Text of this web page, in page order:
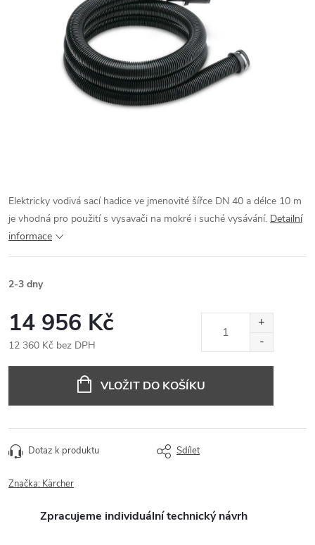
Elektricky vodivá sací hadice ve jmenovité šířce DN 40 a délce 10 m
je vhodná pro použití s ​​vysavači na mokré i suché vysávání. Detailní
informace
2-3 dny
14 956 Kč
12 360 Kč bez DPH
VLOŽIT DO KOŠÍKU
Dotaz k produktu Sdílet
Značka: Kärcher
Zpracujeme individuální technický návrh